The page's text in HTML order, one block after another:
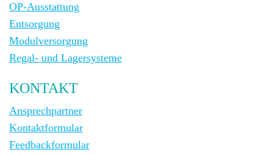
OP-Ausstattung
Entsorgung
Modulversorgung
Regal- und Lagersysteme
KONTAKT
Ansprechpartner
Kontaktformular
Feedbackformular